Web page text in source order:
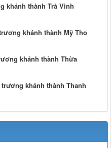
khánh thành Trà Vinh
khánh thành Mỹ Tho
khánh thành Thừa
khánh thành Thanh